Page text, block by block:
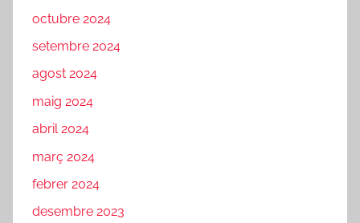
octubre 2024
setembre 2024
agost 2024
maig 2024
abril 2024
març 2024
febrer 2024
desembre 2023